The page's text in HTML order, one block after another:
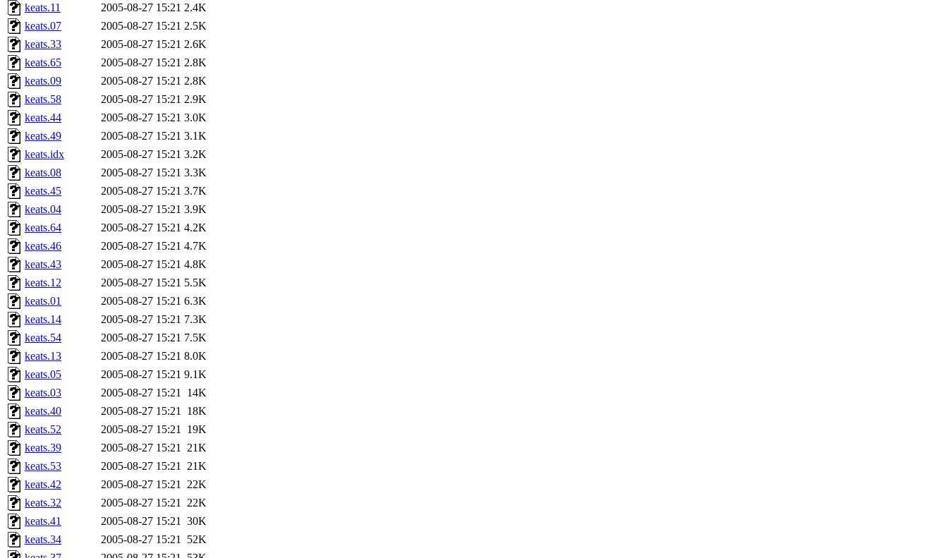
keats.11
2005-08-27 15:21 2.4K
keats.07
2005-08-27 15:21 2.5K
keats.33
2005-08-27 15:21 2.6K
keats.65
2005-08-27 15:21 2.8K
keats.09
2005-08-27 15:21 2.8K
keats.58
2005-08-27 15:21 2.9K
keats.44
2005-08-27 15:21 3.0K
keats.49
2005-08-27 15:21 3.1K
keats.idx
2005-08-27 15:21 3.2K
keats.08
2005-08-27 15:21 3.3K
keats.45
2005-08-27 15:21 3.7K
keats.04
2005-08-27 15:21 3.9K
keats.64
2005-08-27 15:21 4.2K
keats.46
2005-08-27 15:21 4.7K
keats.43
2005-08-27 15:21 4.8K
keats.12
2005-08-27 15:21 5.5K
keats.01
2005-08-27 15:21 6.3K
keats.14
2005-08-27 15:21 7.3K
keats.54
2005-08-27 15:21 7.5K
keats.13
2005-08-27 15:21 8.0K
keats.05
2005-08-27 15:21 9.1K
keats.03
2005-08-27 15:21 14K
keats.40
2005-08-27 15:21 18K
keats.52
2005-08-27 15:21 19K
keats.39
2005-08-27 15:21 21K
keats.53
2005-08-27 15:21 21K
keats.42
2005-08-27 15:21 22K
keats.32
2005-08-27 15:21 22K
keats.41
2005-08-27 15:21 30K
keats.34
2005-08-27 15:21 52K